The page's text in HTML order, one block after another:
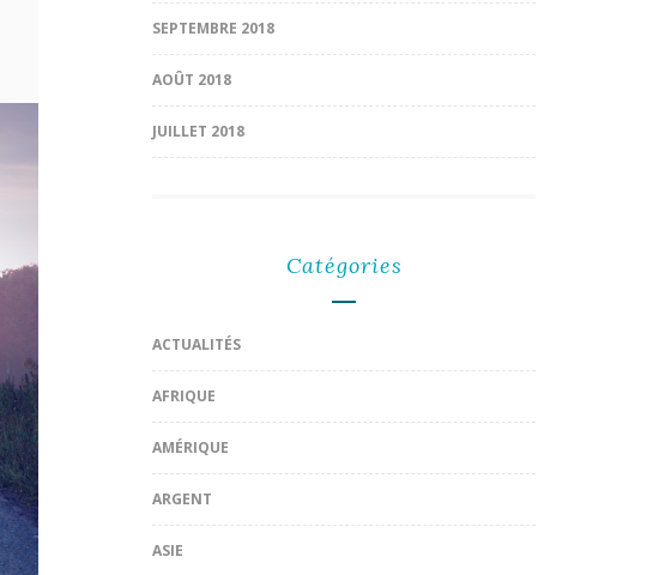
SEPTEMBRE 2018
AOÛT 2018
JUILLET 2018
Catégories
ACTUALITÉS
AFRIQUE
AMÉRIQUE
ARGENT
ASIE